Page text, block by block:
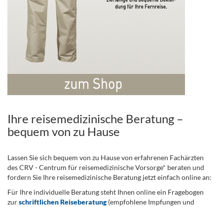
Ihre reisemedizinische Beratung –
bequem von zu Hause
Lassen Sie sich bequem von zu Hause von erfahrenen Fachärzten
des CRV - Centrum für reisemedizinische Vorsorge* beraten und
fordern Sie Ihre reisemedizinische Beratung jetzt einfach online an:
Für Ihre individuelle Beratung steht Ihnen online ein Fragebogen
zurschriftlichen Reiseberatung(empfohlene Impfungen und